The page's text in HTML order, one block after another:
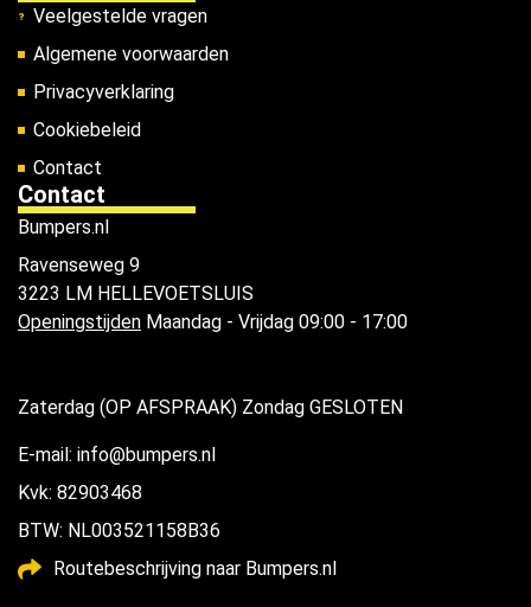
Veelgestelde vragen
Algemene voorwaarden
Privacyverklaring
Cookiebeleid
Contact
Contact
Bumpers.nl
Ravenseweg 9
3223 LM HELLEVOETSLUIS
Openingstijden Maandag - Vrijdag 09:00 - 17:00
Zaterdag (OP AFSPRAAK) Zondag GESLOTEN
E-mail: info@bumpers.nl
Kvk: 82903468
BTW: NL003521158B36
Routebeschrijving naar Bumpers.nl